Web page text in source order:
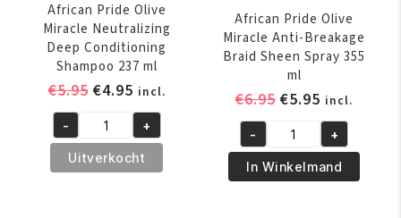
African Pride Olive
Miracle Neutralizing
Deep Conditioning
Shampoo 237 ml
€5.95 Oorspronkelijke
was:
€5.95.
€4.95Huidige
prijs
is:
€4.95.
incl.
African
Pride
Olive
- +
Uitverkocht
African Pride Olive
Miracle Anti-Breakage
Braid Sheen Spray 355
ml
€6.95
was:
€6.95.
€5.95 Huidige
prijs
is:
€5.95.
incl.
African
Pride
Olive
- +
In Winkelmand